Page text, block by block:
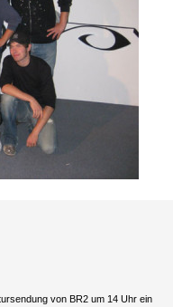
von BR2 um 14 Uhr ein